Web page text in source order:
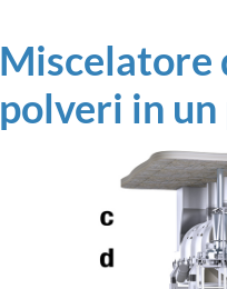
Miscelatore
polveri in